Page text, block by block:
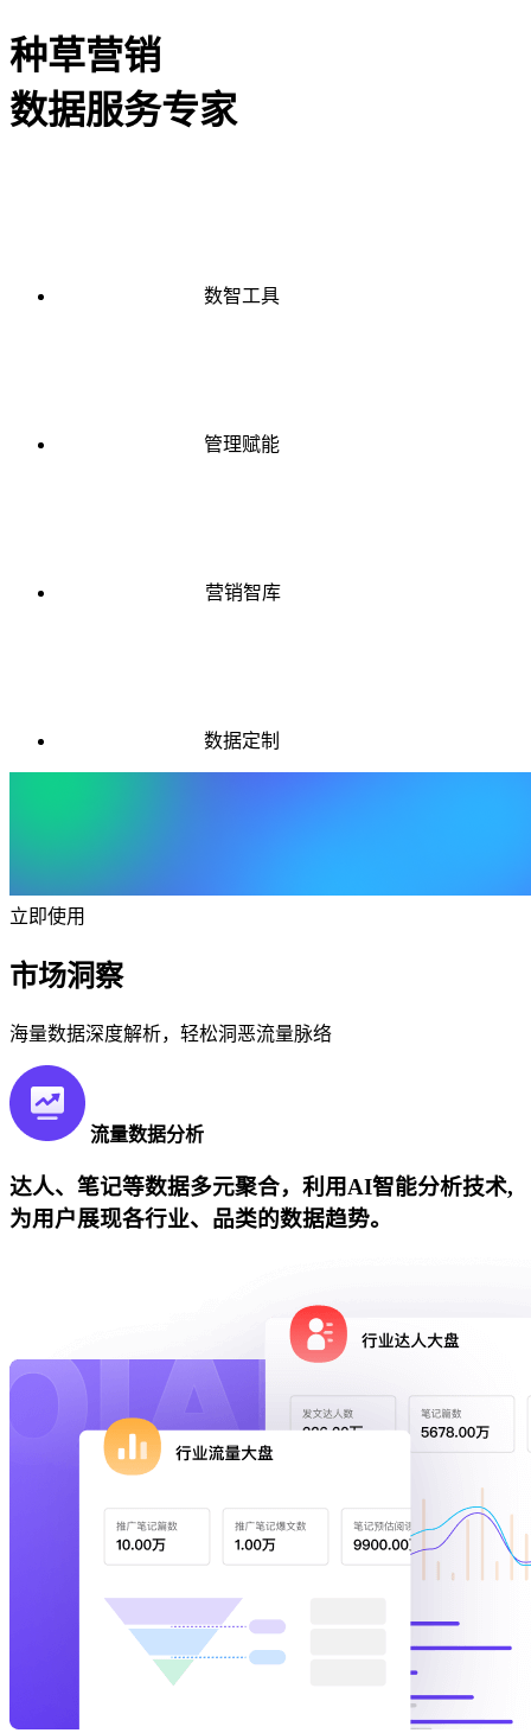
种草营销
数据服务专家
数智工具
管理赋能
营销智库
数据定制
立即使用
市场洞察
海量数据深度解析，轻松洞恶流量脉络
流量数据分析
达人、笔记等数据多元聚合，利用AI智能分析技术,
为用户展现各行业、品类的数据趋势。